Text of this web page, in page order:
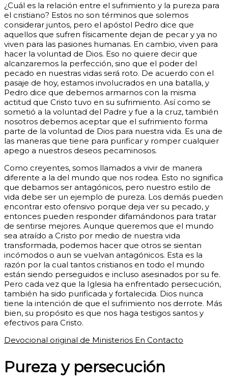
¿Cuál es la relación entre el sufrimiento y la pureza para
el cristiano? Estos no son términos que solemos
considerar juntos, pero el apóstol Pedro dice que
aquellos que sufren físicamente dejan de pecar y ya no
viven para las pasiones humanas. En cambio, viven para
hacer la voluntad de Dios. Eso no quiere decir que
alcanzaremos la perfección, sino que el poder del
pecado en nuestras vidas será roto. De acuerdo con el
pasaje de hoy, estamos involucrados en una batalla, y
Pedro dice que debemos armarnos con la misma
actitud que Cristo tuvo en su sufrimiento. Así como se
sometió a la voluntad del Padre y fue a la cruz, también
nosotros debemos aceptar que el sufrimiento forma
parte de la voluntad de Dios para nuestra vida. Es una de
las maneras que tiene para purificar y romper cualquier
apego a nuestros deseos pecaminosos.
Como creyentes, somos llamados a vivir de manera
diferente a la del mundo que nos rodea. Esto no significa
que debamos ser antagónicos, pero nuestro estilo de
vida debe ser un ejemplo de pureza. Los demás pueden
encontrar esto ofensivo porque deja ver su pecado, y
entonces pueden responder difamándonos para tratar
de sentirse mejores. Aunque queremos que el mundo
sea atraído a Cristo por medio de nuestra vida
transformada, podemos hacer que otros se sientan
incómodos o aun se vuelvan antagónicos. Esta es la
razón por la cual tantos cristianos en todo el mundo
están siendo perseguidos e incluso asesinados por su fe.
Pero cada vez que la Iglesia ha enfrentado persecución,
también ha sido purificada y fortalecida. Dios nunca
tiene la intención de que el sufrimiento nos derrote. Más
bien, su propósito es que nos haga testigos santos y
efectivos para Cristo.
Devocional original de Ministerios En Contacto
Pureza y persecución